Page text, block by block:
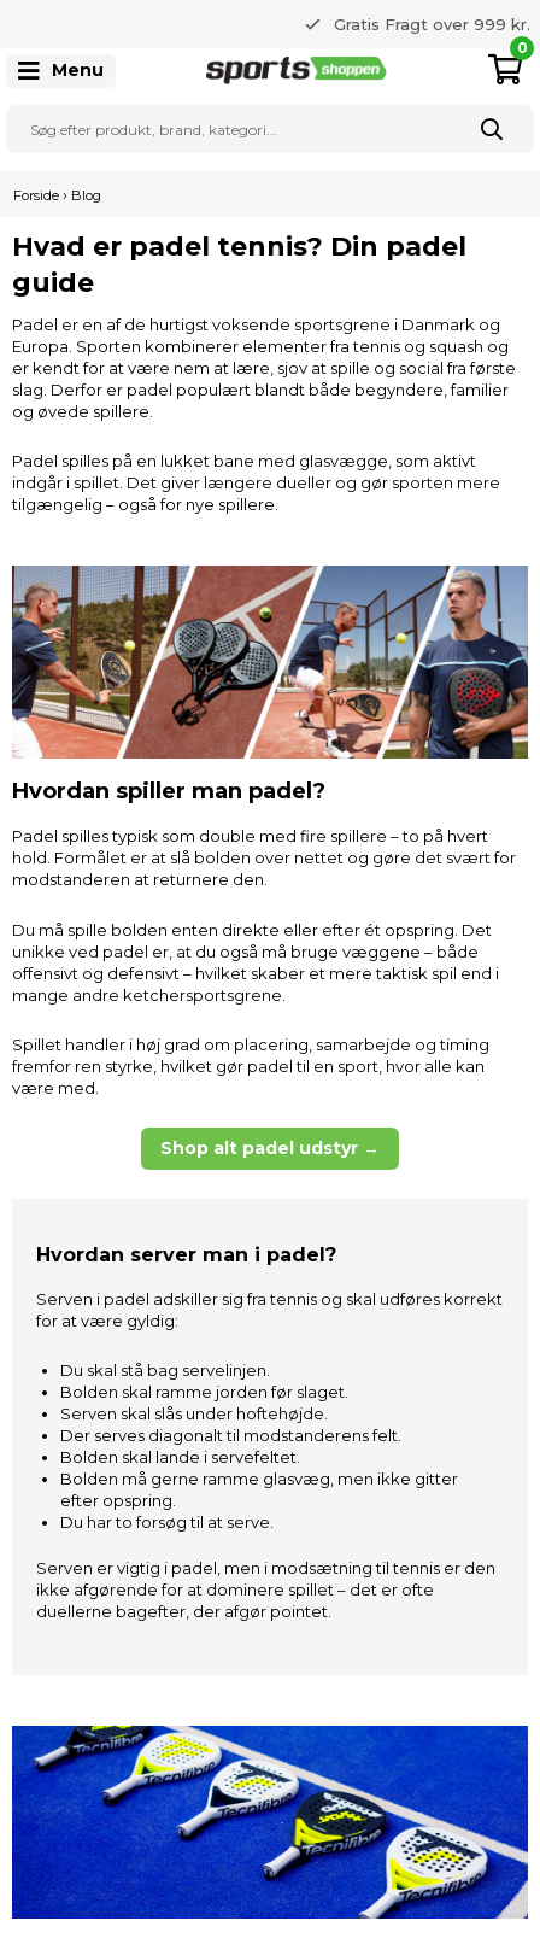
Gratis Fragt over 999 kr.
22 20 80 33
Menu
0
Forside › Blog
Hvad er padel tennis? Din padel
guide
Padel er en af de hurtigst voksende sportsgrene i Danmark og
Europa. Sporten kombinerer elementer fra tennis og squash og
er kendt for at være nem at lære, sjov at spille og social fra første
slag. Derfor er padel populært blandt både begyndere, familier
og øvede spillere.
Padel spilles på en lukket bane med glasvægge, som aktivt
indgår i spillet. Det giver længere dueller og gør sporten mere
tilgængelig – også for nye spillere.
Hvordan spiller man padel?
Padel spilles typisk som double med fire spillere – to på hvert
hold. Formålet er at slå bolden over nettet og gøre det svært for
modstanderen at returnere den.
Du må spille bolden enten direkte eller efter ét opspring. Det
unikke ved padel er, at du også må bruge væggene – både
offensivt og defensivt – hvilket skaber et mere taktisk spil end i
mange andre ketchersportsgrene.
Spillet handler i høj grad om placering, samarbejde og timing
fremfor ren styrke, hvilket gør padel til en sport, hvor alle kan
være med.
Shop alt padel udstyr →
Hvordan server man i padel?
Serven i padel adskiller sig fra tennis og skal udføres korrekt
for at være gyldig:
Du skal stå bag servelinjen.
Bolden skal ramme jorden før slaget.
Serven skal slås under hoftehøjde.
Der serves diagonalt til modstanderens felt.
Bolden skal lande i servefeltet.
Bolden må gerne ramme glasvæg, men ikke gitter
efter opspring.
Du har to forsøg til at serve.
Serven er vigtig i padel, men i modsætning til tennis er den
ikke afgørende for at dominere spillet – det er ofte
duellerne bagefter, der afgør pointet.